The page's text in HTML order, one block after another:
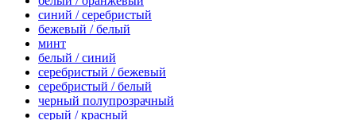
синий / серебристый
бежевый / белый
минт
белый / синий
серебристый / бежевый
серебристый / белый
черный полупрозрачный
серый / красный